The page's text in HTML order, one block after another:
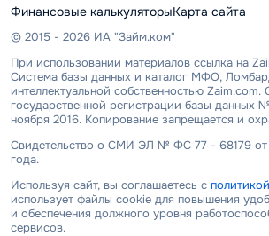
Финансовые калькуляторыКарта сайта
© 2015 - 2026 ИА "Займ.ком"
При использовании материалов ссылка на
Система базы данных и каталог МФО,
интеллектуальной собственностью Zaim.com.
государственной регистрации базы данных
ноября 2016. Копирование запрещается и
Свидетельство о СМИ ЭЛ № ФС 77 - 68179 от
года.
Используя сайт, вы соглашаетесь с
использует файлы cookie для повышения
и обеспечения должного уровня
сервисов.